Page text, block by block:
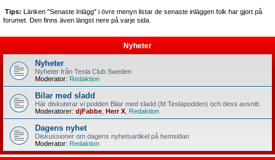
Tips: Länken "Senaste Inlägg" i övre menyn listar de senaste inläggen folk har gjort på
forumet. Den finns även längst nere på varje sida.
Nyheter
Nyheter
Nyheter från Tesla Club Sweden
Moderator: Redaktion
Bilar med sladd
Här diskuterar vi podden Bilar med sladd (fd Teslapodden) och dess avsnitt.
Moderatorer: djFabbe Herr X Redaktion
Dagens nyhet
Diskussioner om dagens nyhetsartikel på hemsidan
Moderator: Redaktion